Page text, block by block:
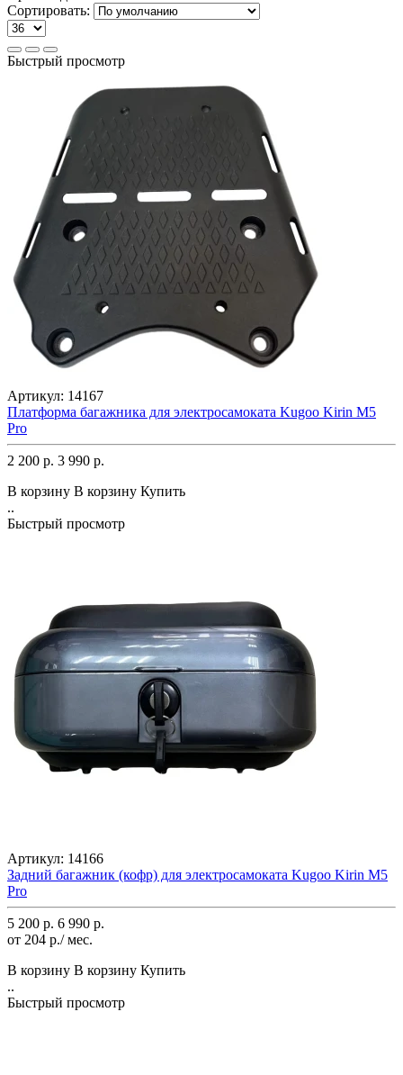
Сортировать:
Быстрый просмотр
Артикул: 14167
Платформа багажника для электросамоката Kugoo Kirin M5
Pro
2 200 р. 3 990 р.
В корзину В корзину Купить
..
Быстрый просмотр
Артикул: 14166
Задний багажник (кофр) для электросамоката Kugoo Kirin M5
Pro
5 200 р. 6 990 р.
от 204 р./ мес.
В корзину В корзину Купить
..
Быстрый просмотр